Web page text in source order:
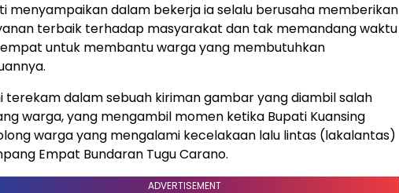
menyampaikan dalam bekerja ia selalu berusaha memberikan
terbaik terhadap masyarakat dan tak memandang waktu
untuk membantu warga yang membutuhkan
terekam dalam sebuah kiriman gambar yang diambil salah
warga, yang mengambil momen ketika Bupati Kuansing
warga yang mengalami kecelakaan lalu lintas (lakalantas)
Empat Bundaran Tugu Carano.
ADVERTISEMENT